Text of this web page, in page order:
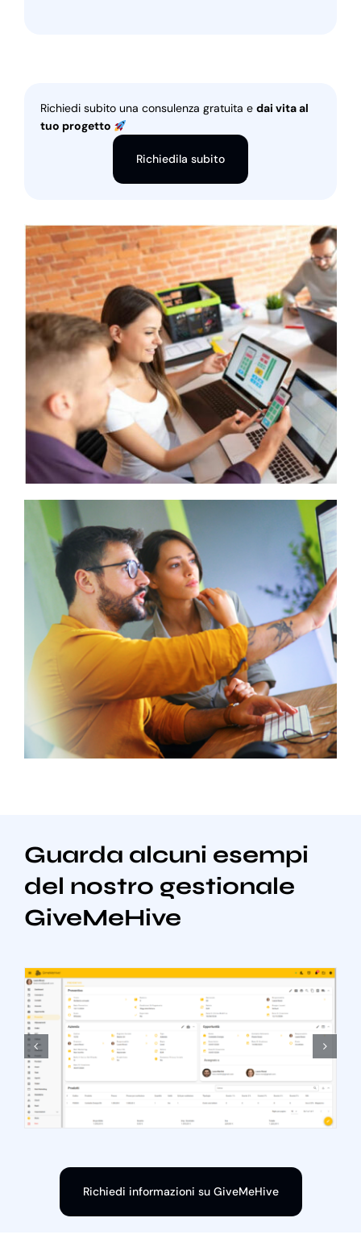
Richiedi subito una consulenza gratuita e dai vita al
tuo progetto
Richiedila subito
Guarda alcuni esempi
del nostro gestionale
GiveMeHive
Richiedi informazioni su GiveMeHive